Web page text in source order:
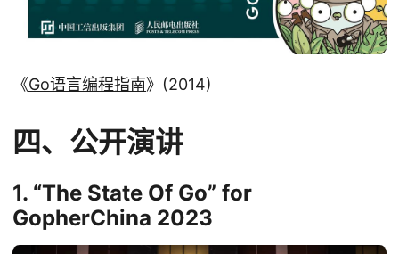
《Go语言编程指南》(2014)
四、公开演讲
1. “The State Of Go” for
GopherChina 2023